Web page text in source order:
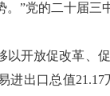
。”党的二十届三
开放促改革、促
进出口总值